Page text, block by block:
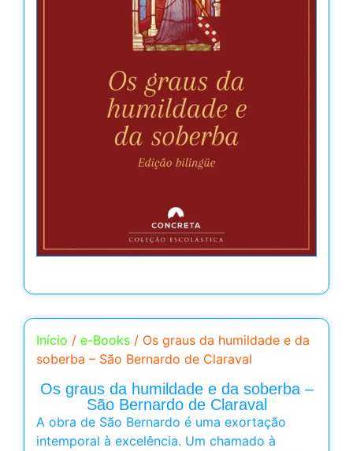
Início / e-Books / Os graus da humildade e da
soberba – São Bernardo de Claraval
Os graus da humildade e da soberba –
São Bernardo de Claraval
A obra de São Bernardo é uma exortação
intemporal à excelência. Um chamado à